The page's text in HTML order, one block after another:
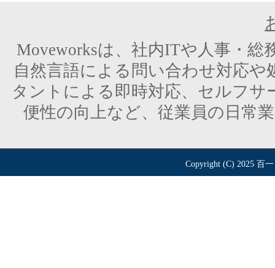
Moveworksは、社内ITや人事・
自然言語による問い合わせ対応
タントによる即時対応、セルフサ
便性の向上など、従業員の日常
Copyright (C) 2025 百